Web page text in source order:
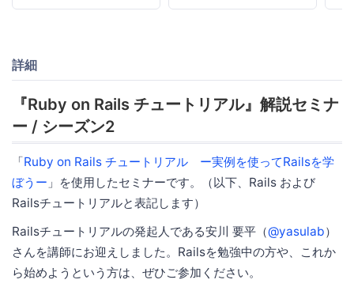
詳細
『Ruby on Rails チュートリアル』解説セミナ
ー / シーズン2
「Ruby on Rails チュートリアル ー実例を使ってRailsを学
ぼうー 」を使用したセミナーです。（以下、Rails および
Railsチュートリアルと表記します）
Railsチュートリアルの発起人である安川 要平（@yasulab）
さんを講師にお迎えしました。Railsを勉強中の方や、これか
ら始めようという方は、ぜひご参加ください。